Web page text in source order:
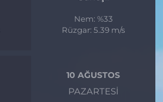
Nem: %33
Rüzgar: 5.39 m/s
10 AĞUSTOS
PAZARTESI